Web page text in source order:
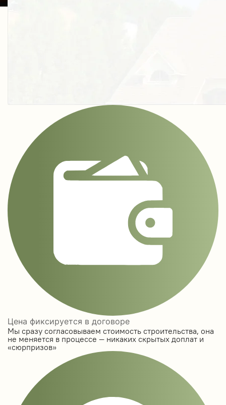
Цена фиксируется в договоре
Мы сразу согласовываем стоимость строительства, она
не меняется в процессе — никаких скрытых доплат и
«сюрпризов»